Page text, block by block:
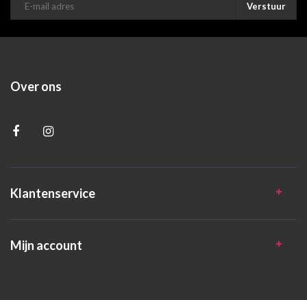
Verstuur
Over ons
Klantenservice
Mijn account